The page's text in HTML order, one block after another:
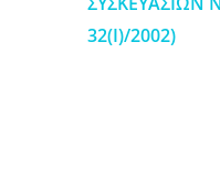
32(Ι)/2002)